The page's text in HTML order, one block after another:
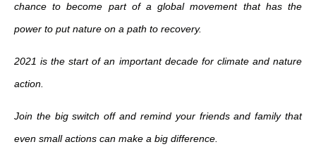
chance to become part of a global movement that has the
power to put nature on a path to recovery.
2021 is the start of an important decade for climate and nature
action.
Join the big switch off and remind your friends and family that
even small actions can make a big difference.